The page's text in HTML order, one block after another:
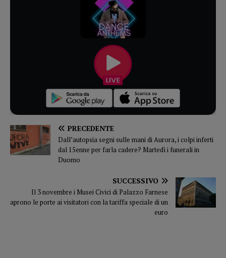
PRECEDENTE
Dall’autopsia segni sulle mani di Aurora, i colpi inferti
dal 15enne per farla cadere? Martedì i funerali in
Duomo
SUCCESSIVO
Il 3 novembre i Musei Civici di Palazzo Farnese
aprono le porte ai visitatori con la tariffa speciale di un
euro